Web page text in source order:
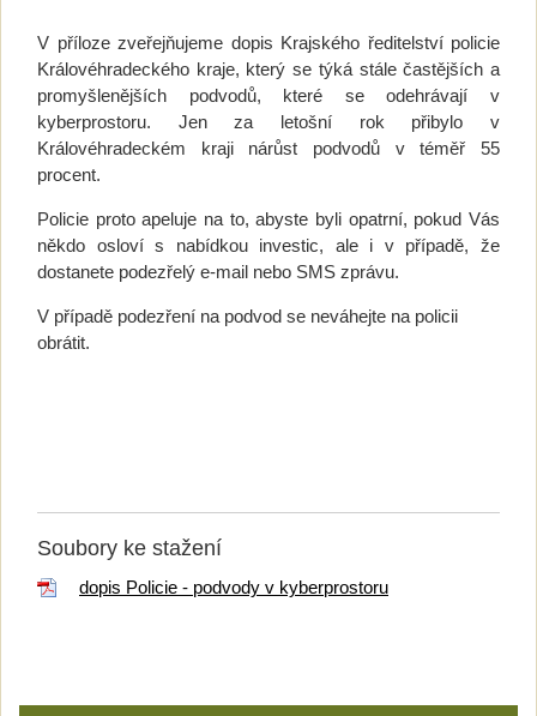
V příloze zveřejňujeme dopis Krajského ředitelství policie
Královéhradeckého kraje, který se týká stále častějších a
promyšlenějších podvodů, které se odehrávají v
kyberprostoru. Jen za letošní rok přibylo v
Královéhradeckém kraji nárůst podvodů v téměř 55
procent.
Policie proto apeluje na to, abyste byli opatrní, pokud Vás
někdo osloví s nabídkou investic, ale i v případě, že
dostanete podezřelý e-mail nebo SMS zprávu.
V případě podezření na podvod se neváhejte na policii
obrátit.
Soubory ke stažení
dopis Policie - podvody v kyberprostoru